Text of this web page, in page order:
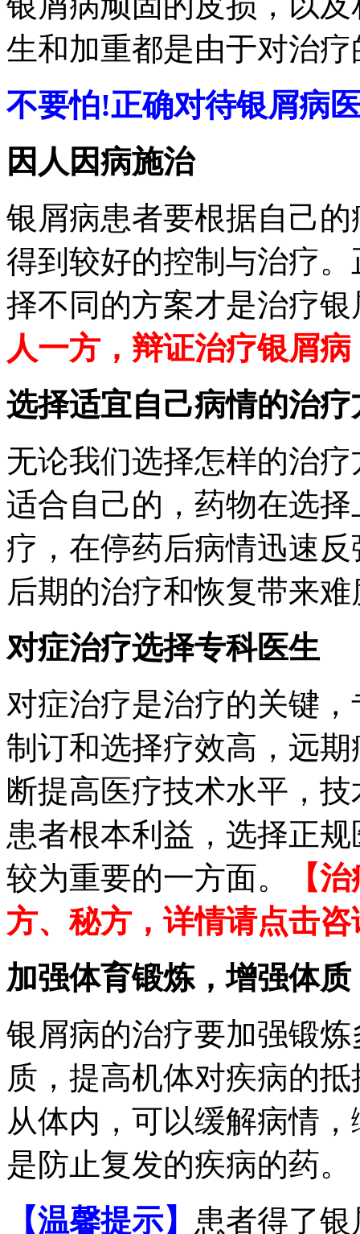
生和加重都是由于对治
不要怕!正确对待银屑病
因人因病施治
银屑病患者要根据自己
得到较好的控制与治疗
择不同的方案才是治疗
人一方，辩证治疗银屑
选择适宜自己病情的治疗
无论我们选择怎样的治
适合自己的，药物在选
疗，在停药后病情迅速
后期的治疗和恢复带来
对症治疗选择专科医生
对症治疗是治疗的关键
制订和选择疗效高，远
断提高医疗技术水平，
患者根本利益，选择正
较为重要的一方面。
【
方、秘方，详情请点击
加强体育锻炼，增强体质
银屑病的治疗要加强锻
质，提高机体对疾病的
从体内，可以缓解病情
是防止复发的疾病的药。
【温馨提示】 患者得了